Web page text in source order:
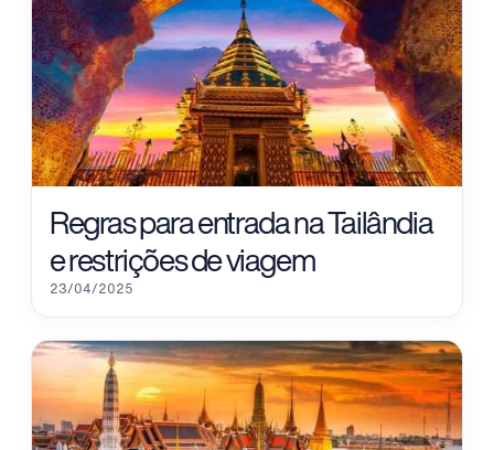
Regras para entrada na Tailândia
e restrições de viagem
23/04/2025